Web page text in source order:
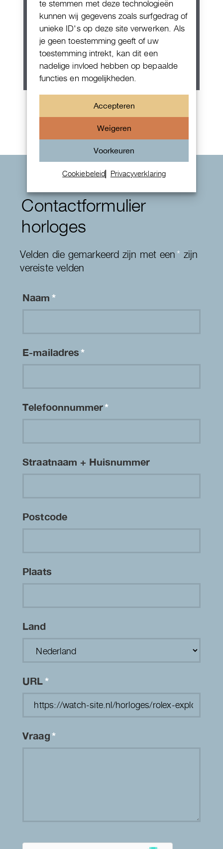
te stemmen met deze technologieën
kunnen wij gegevens zoals surfgedrag of
unieke ID's op deze site verwerken. Als
je geen toestemming geeft of uw
toestemming intrekt, kan dit een
nadelige invloed hebben op bepaalde
functies en mogelijkheden.
Accepteren
Weigeren
Voorkeuren
Cookiebeleid Privacyverklaring
Rolex Oyster Perpetual 36
Contactformulier
horloges
Velden die gemarkeerd zijn met een* zijn
vereiste velden
Naam*
E-mailadres*
Telefoonnummer*
Straatnaam + Huisnummer
Postcode
Plaats
Land
URL*
Vraag*